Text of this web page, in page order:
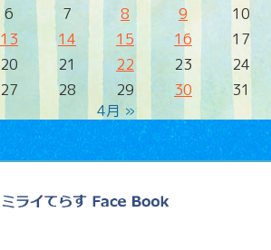
4月 »
6 7 8 9
10
13 14 15 16
17
20 21 22 23
24
27 28 29 30 31